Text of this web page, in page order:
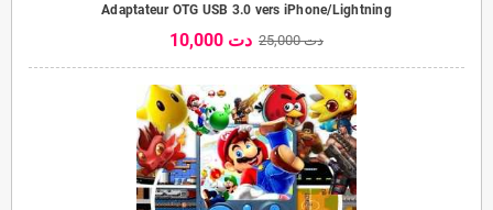
Adaptateur OTG USB 3.0 vers iPhone/Lightning
10,000 دت 25,000 دت